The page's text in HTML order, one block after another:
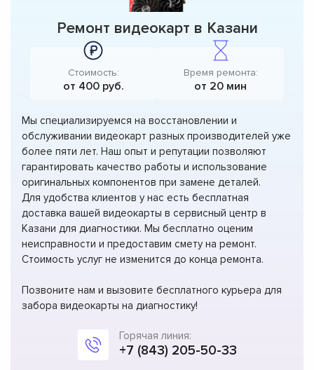
Ремонт видеокарт в Казани
Стоимость:
от 400 руб.
Время ремонта:
от 20 мин
Мы специализируемся на восстановлении и
обслуживании видеокарт разных производителей уже
более пяти лет. Наш опыт и репутации позволяют
гарантировать качество работы и использование
оригинальных компонентов при замене деталей.
Для удобства клиентов у нас есть бесплатная
доставка вашей видеокарты в сервисный центр в
Казани для диагностики. Мы бесплатно оценим
неисправности и предоставим смету на ремонт.
Стоимость услуг не изменится до конца ремонта.
Позвоните нам и вызовите бесплатного курьера для
забора видеокарты на диагностику!
Горячая линия:
+7 (843) 205-50-33